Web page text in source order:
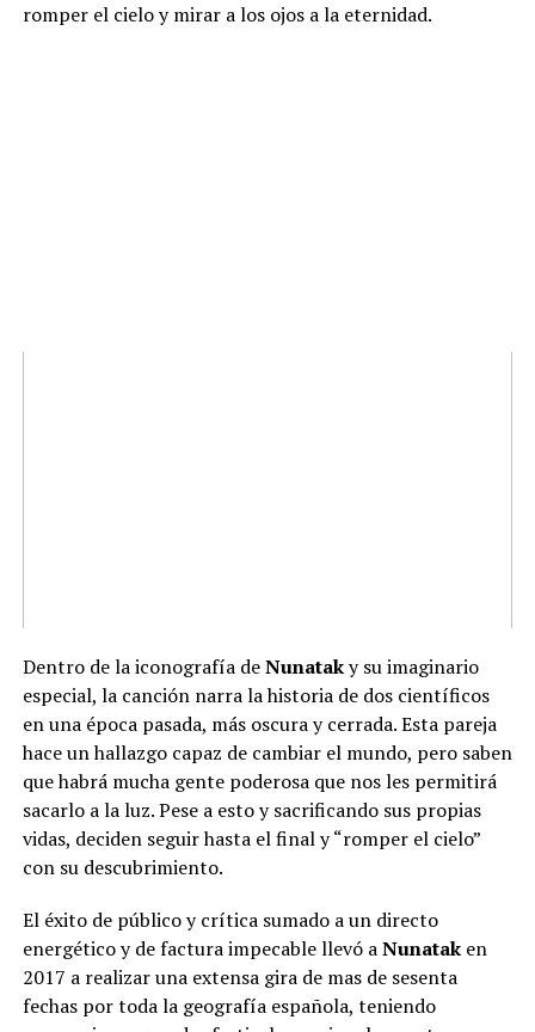
romper el cielo y mirar a los ojos a la eternidad.
Dentro de la iconografía deNunataky su imaginario
especial, la canción narra la historia de dos científicos
en una época pasada, más oscura y cerrada. Esta pareja
hace un hallazgo capaz de cambiar el mundo, pero saben
que habrá mucha gente poderosa que nos les permitirá
sacarlo a la luz. Pese a esto y sacrificando sus propias
vidas, deciden seguir hasta el final y “romper el cielo”
con su descubrimiento.
El éxito de público y crítica sumado a un directo
energético y de factura impecable llevó aNunataken
2017 a realizar una extensa gira de mas de sesenta
fechas por toda la geografía española, teniendo